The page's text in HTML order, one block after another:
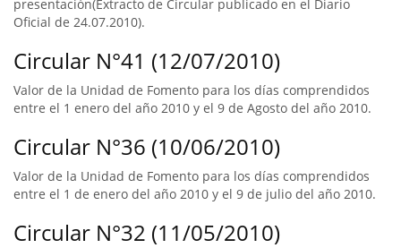
presentación(Extracto de Circular publicado en el Diario
Oficial de 24.07.2010).
Circular N°41 (12/07/2010)
Valor de la Unidad de Fomento para los días comprendidos
entre el 1 enero del año 2010 y el 9 de Agosto del año 2010.
Circular N°36 (10/06/2010)
Valor de la Unidad de Fomento para los días comprendidos
entre el 1 de enero del año 2010 y el 9 de julio del año 2010.
Circular N°32 (11/05/2010)